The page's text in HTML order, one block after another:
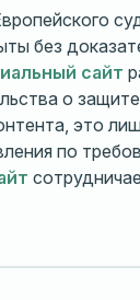
без
сайт
о
это
по